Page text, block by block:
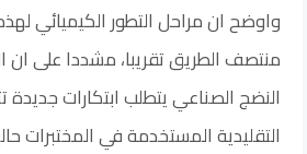
واوضح ان مراحل التطور الكيميائي
منتصف الطريق تقريبا، مشددا على ان
النضج الصناعي يتطلب ابتكارات جديدة
التقليدية المستخدمة في المختبرات